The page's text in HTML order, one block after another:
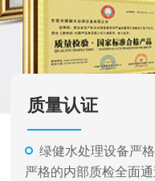
质量认证
绿健水处理设备严
严格的内部质检全面